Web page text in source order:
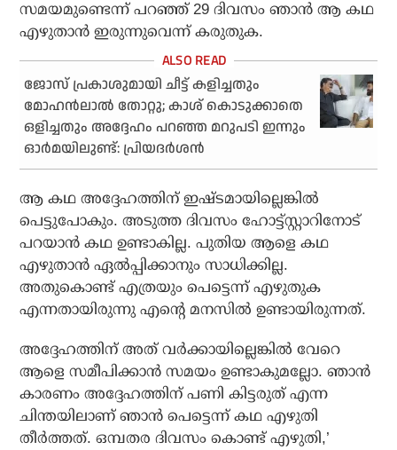
സമയമുണ്ടെന്ന് പറഞ്ഞ് 29 ദിവസം ഞാന്‍ ആ കഥ
എഴുതാന്‍ ഇരുന്നുവെന്ന് കരുതുക.
ജോസ് പ്രകാശുമായി ചീട്ട് കളിച്ചതും
മോഹന്‍ലാല്‍ തോറ്റു; കാശ് കൊടുക്കാതെ
ഒളിച്ചതും അദ്ദേഹം പറഞ്ഞ മറുപടി ഇന്നും
ഓര്‍മയിലുണ്ട്: പ്രിയദര്‍ശന്‍
ആ കഥ അദ്ദേഹത്തിന് ഇഷ്ടമായില്ലെങ്കില്‍
പെട്ടുപോകും. അടുത്ത ദിവസം ഹോട്ട്സ്റ്റാറിനോട്
പറയാന്‍ കഥ ഉണ്ടാകില്ല. പുതിയ ആളെ കഥ
എഴുതാന്‍ ഏല്‍പ്പിക്കാനും സാധിക്കില്ല.
അതുകൊണ്ട് എത്രയും പെട്ടെന്ന് എഴുതുക
എന്നതായിരുന്നു എന്റെ മനസില്‍ ഉണ്ടായിരുന്നത്.
അദ്ദേഹത്തിന് അത് വര്‍ക്കായില്ലെങ്കില്‍ വേറെ
ആളെ സമീപിക്കാന്‍ സമയം ഉണ്ടാകുമല്ലോ. ഞാന്‍
കാരണം അദ്ദേഹത്തിന് പണി കിട്ടരുത് എന്ന
ചിന്തയിലാണ് ഞാന്‍ പെട്ടെന്ന് കഥ എഴുതി
തീര്‍ത്തത്. ഒമ്പതര ദിവസം കൊണ്ട് എഴുതി,’